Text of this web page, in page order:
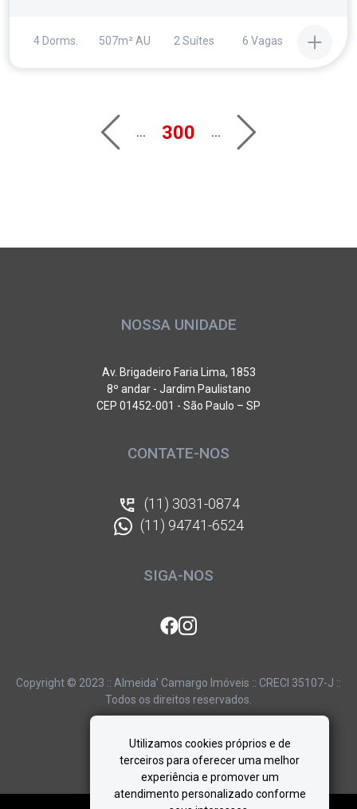
4 Dorms. 507m² AU 2 Suítes 6 Vagas
... 300 ...
NOSSA UNIDADE
Av. Brigadeiro Faria Lima, 1853
8º andar - Jardim Paulistano
CEP 01452-001 - São Paulo – SP
CONTATE-NOS
(11) 3031-0874
(11) 94741-6524
SIGA-NOS
Utilizamos cookies próprios e de
terceiros para oferecer uma melhor
experiência e promover um
atendimento personalizado conforme
Copyright © 2023 :: Almeida' Camargo Imóveis :: CRECI 35107-J ::
Todos os direitos reservados.